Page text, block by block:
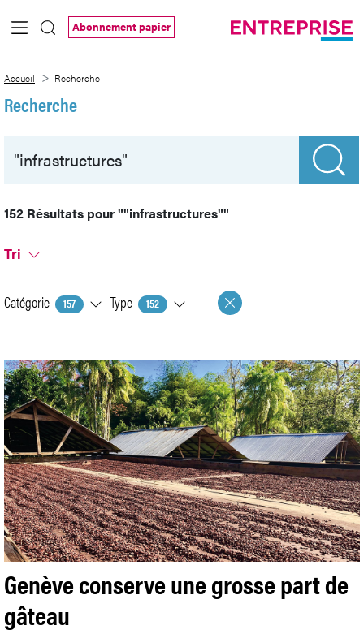
Saut au contenu principal
Abonnement papier
Accueil Recherche
Recherche
152 Résultats pour""infrastructures""
Tri
Catégorie 157 Type 152
Genève conserve une grosse part de
gâteau